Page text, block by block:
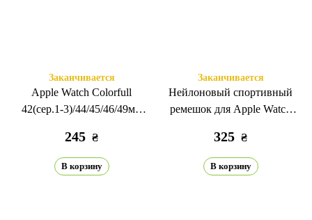
Заканчивается
Apple Watch Colorfull
42(сер.1-3)/44/45/46/49мм
245 ₴
В корзину
Заканчивается
Нейлоновый спортивный
ремешок для Apple Watch
pride
325 ₴
В корзину